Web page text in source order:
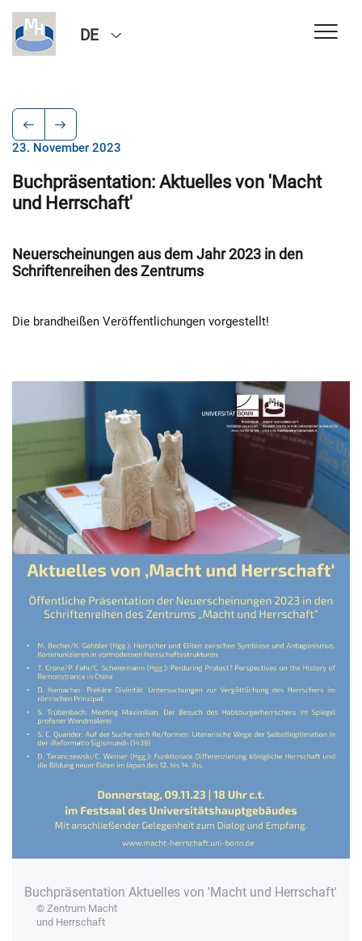
DE
23. November 2023
Buchpräsentation: Aktuelles von 'Macht
und Herrschaft'
Neuerscheinungen aus dem Jahr 2023 in den
Schriftenreihen des Zentrums
Die brandheißen Veröffentlichungen vorgestellt!
Buchpräsentation Aktuelles von 'Macht und Herrschaft'
© Zentrum Macht
und Herrschaft